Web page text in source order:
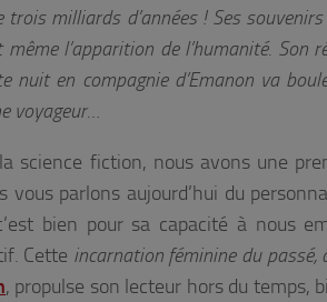
trois milliards d’années ! Ses
l’apparition de l’humanité. Son
nuit en compagnie d’Emanon va
voyageur…
science fiction, nous avons une
vous parlons aujourd’hui du
bien pour sa capacité à nous
Cette incarnation féminine du passé,
, propulse son lecteur hors du temps,